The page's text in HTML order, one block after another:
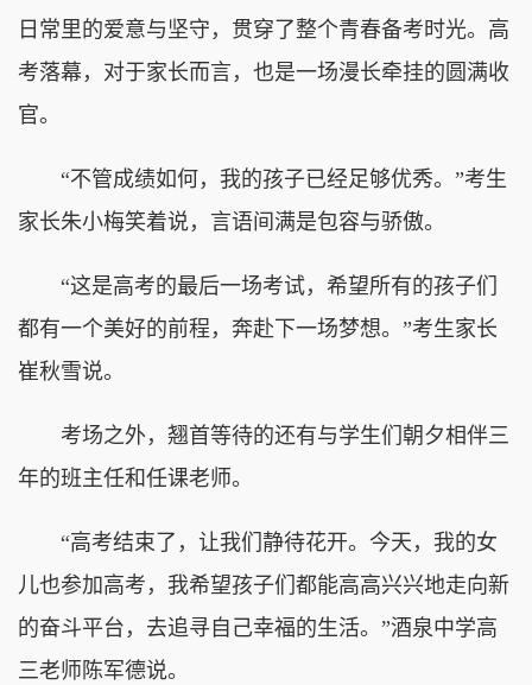
日常里的爱意与坚守，贯穿了整个青春备考时光。高
考落幕，对于家长而言，也是一场漫长牵挂的圆满收
官。
“不管成绩如何，我的孩子已经足够优秀。”考生
家长朱小梅笑着说，言语间满是包容与骄傲。
“这是高考的最后一场考试，希望所有的孩子们
都有一个美好的前程，奔赴下一场梦想。”考生家长
崔秋雪说。
考场之外，翘首等待的还有与学生们朝夕相伴三
年的班主任和任课老师。
“高考结束了，让我们静待花开。今天，我的女
儿也参加高考，我希望孩子们都能高高兴兴地走向新
的奋斗平台，去追寻自己幸福的生活。”酒泉中学高
三老师陈军德说。